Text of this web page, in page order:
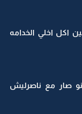
اكل اخلي الخدامه
صار مع ناصرليش